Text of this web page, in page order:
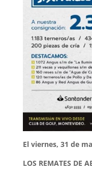
El viernes, 31 de
LOS REMATES DE